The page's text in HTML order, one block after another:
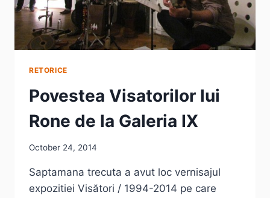
RETORICE
Povestea Visatorilor lui
Rone de la Galeria IX
October 24, 2014
Saptamana trecuta a avut loc vernisajul
expozitiei Visători / 1994-2014 pe care